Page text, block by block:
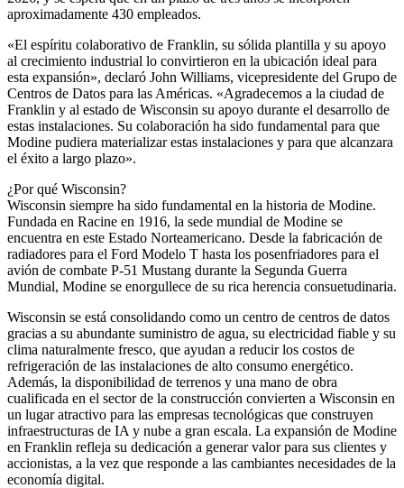
aproximadamente 430 empleados.
«El espíritu colaborativo de Franklin, su sólida plantilla y su apoyo
al crecimiento industrial lo convirtieron en la ubicación ideal para
esta expansión», declaró John Williams, vicepresidente del Grupo de
Centros de Datos para las Américas. «Agradecemos a la ciudad de
Franklin y al estado de Wisconsin su apoyo durante el desarrollo de
estas instalaciones. Su colaboración ha sido fundamental para que
Modine pudiera materializar estas instalaciones y para que alcanzara
el éxito a largo plazo».
¿Por qué Wisconsin?
Wisconsin siempre ha sido fundamental en la historia de Modine.
Fundada en Racine en 1916, la sede mundial de Modine se
encuentra en este Estado Norteamericano. Desde la fabricación de
radiadores para el Ford Modelo T hasta los posenfriadores para el
avión de combate P-51 Mustang durante la Segunda Guerra
Mundial, Modine se enorgullece de su rica herencia consuetudinaria.
Wisconsin se está consolidando como un centro de centros de datos
gracias a su abundante suministro de agua, su electricidad fiable y su
clima naturalmente fresco, que ayudan a reducir los costos de
refrigeración de las instalaciones de alto consumo energético.
Además, la disponibilidad de terrenos y una mano de obra
cualificada en el sector de la construcción convierten a Wisconsin en
un lugar atractivo para las empresas tecnológicas que construyen
infraestructuras de IA y nube a gran escala. La expansión de Modine
en Franklin refleja su dedicación a generar valor para sus clientes y
accionistas, a la vez que responde a las cambiantes necesidades de la
economía digital.